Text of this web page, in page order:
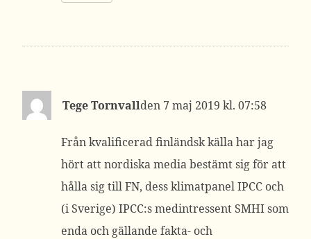
Tege Tornvall 7 maj 2019 kl. 07:58
Från kvalificerad finländsk källa har jag
hört att nordiska media bestämt sig för att
hålla sig till FN, dess klimatpanel IPCC och
(i Sverige) IPCC:s medintressent SMHI som
enda och gällande fakta- och